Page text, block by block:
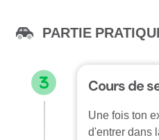
PARTIE
Cours de
Une fois ton
d'entrer dans